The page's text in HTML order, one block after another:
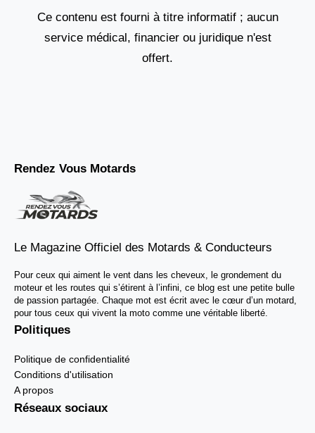
Ce contenu est fourni à titre informatif ; aucun
service médical, financier ou juridique n'est
offert.
Rendez Vous Motards
Le Magazine Officiel des Motards & Conducteurs
Pour ceux qui aiment le vent dans les cheveux, le grondement du
moteur et les routes qui s’étirent à l’infini, ce blog est une petite bulle
de passion partagée. Chaque mot est écrit avec le cœur d’un motard,
pour tous ceux qui vivent la moto comme une véritable liberté.
Politiques
Politique de confidentialité
Conditions d'utilisation
A propos
Réseaux sociaux